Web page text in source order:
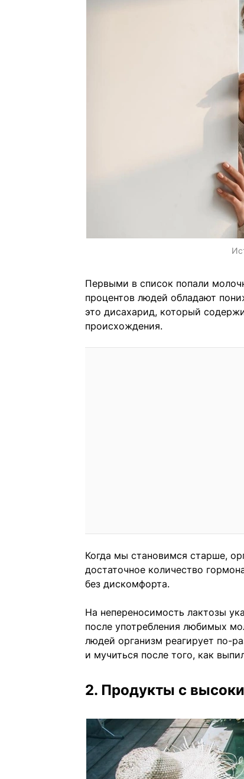
Первыми в список попали
процентов людей обладают
это дисахарид, который
происхождения.
Когда мы становимся старше,
достаточное количество
без дискомфорта.
На непереносимость лактозы
после употребления любимых
людей организм реагирует по-
и мучиться после того, как
2. Продукты с